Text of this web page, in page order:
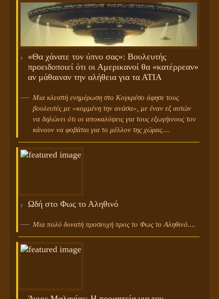
«Θα χάνατε τον ύπνο σας»: Βουλευτής
προειδοποιεί ότι οι Αμερικανοί θα «κατέρρεαν»
αν μάθαιναν την αλήθεια για τα ΑΤΙΑ
Μια κλειστή ενημέρωση στο Κογκρέσο άφησε τους
βουλευτές με «κομμένη την ανάσα», με έναν εξ αυτών
να δηλώνει ότι οι αποκαλύψεις για τους εξωγήινους τον
κάνουν να φοβάται για το μέλλον της χώρας....
Ωδή στο Φως το Αληθινό
Μια πολύ δυνατή προσευχή προς το Φως το Αληθινό....